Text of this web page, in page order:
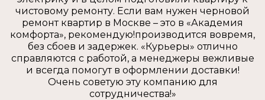
чистовому ремонту. Если вам нужен черновой
ремонт квартир в Москве – это в «Академия
комфорта», рекомендую!производится вовремя,
без сбоев и задержек. «Курьеры» отлично
справляются с работой, а менеджеры вежливые
и всегда помогут в оформлении доставки!
Очень советую эту компанию для
сотрудничества!»